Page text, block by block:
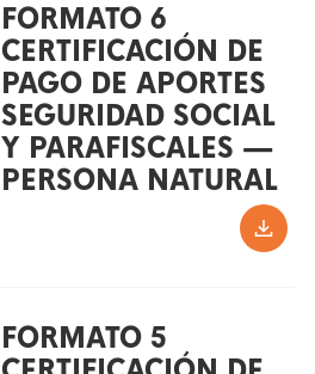
FORMATO 6
CERTIFICACIÓN DE
PAGO DE APORTES
SEGURIDAD SOCIAL
Y PARAFISCALES —
PERSONA NATURAL
FORMATO 5